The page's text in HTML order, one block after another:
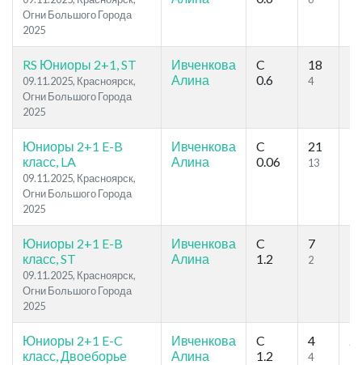
Огни Большого Города
2025
RS Юниоры 2+1, ST
09.11.2025, Красноярск,
Огни Большого Города
2025
Ивченкова
Алина
C
0.6
18
4
Юниоры 2+1 E-B
класс, LA
09.11.2025, Красноярск,
Огни Большого Города
2025
Ивченкова
Алина
C
0.06
21
13
Юниоры 2+1 E-B
класс, ST
09.11.2025, Красноярск,
Огни Большого Города
2025
Ивченкова
Алина
C
1.2
7
2
Юниоры 2+1 E-C
класс, Двоеборье
Ивченкова
Алина
C
1.2
4
4